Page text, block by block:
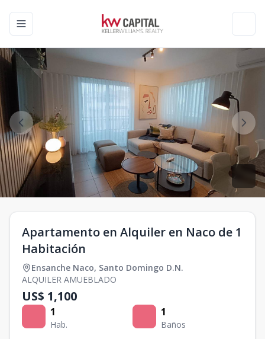
Toggle navigation menu
Apartamento en Alquiler en Naco de 1
Habitación
Ensanche Naco, Santo Domingo D.N.
ALQUILER AMUEBLADO
US$ 1,100
1
Hab.
1
Baños